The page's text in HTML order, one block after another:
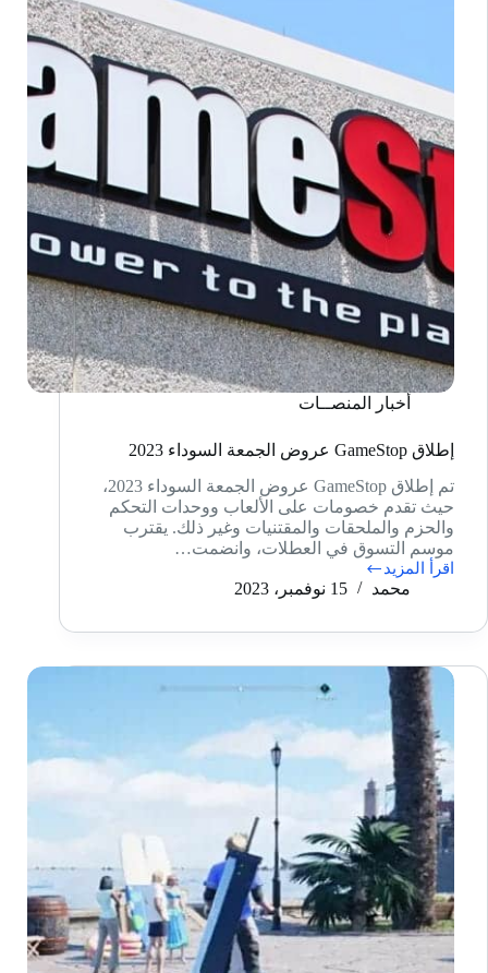
أخبار المنصــات
إطلاق GameStop عروض الجمعة السوداء 2023
تم إطلاق GameStop عروض الجمعة السوداء 2023،
حيث تقدم خصومات على الألعاب ووحدات التحكم
والحزم والملحقات والمقتنيات وغير ذلك. يقترب
موسم التسوق في العطلات، وانضمت…
اقرأ المزيد
إطلاق
GameStop
الجمعة
2023
محمد 15 نوفمبر، 2023